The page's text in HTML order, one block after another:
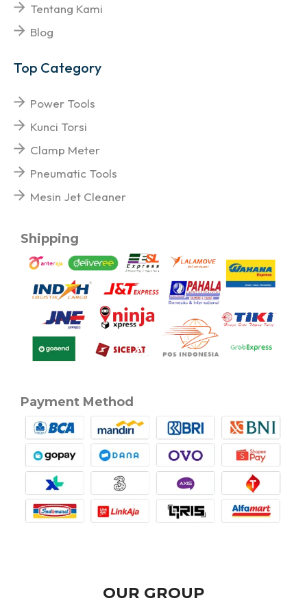
Tentang Kami
Blog
Top Category
Power Tools
Kunci Torsi
Clamp Meter
Pneumatic Tools
Mesin Jet Cleaner
Shipping
Payment Method
OUR GROUP